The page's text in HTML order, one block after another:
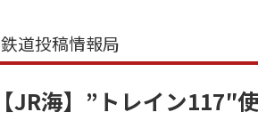
鉄道投稿情報局
【JR海】”トレイン117″